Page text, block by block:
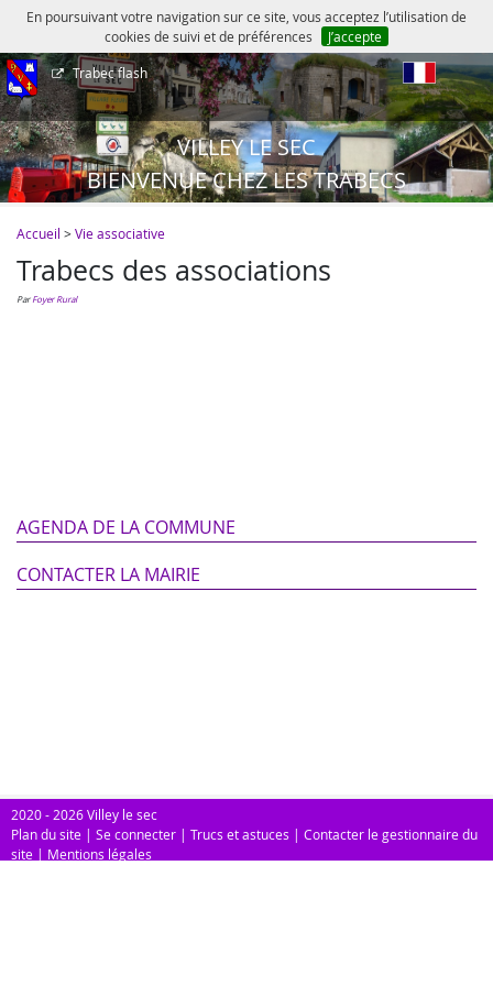
En poursuivant votre navigation sur ce site, vous acceptez l’utilisation de
cookies de suivi et de préférences
J’accepte
Trabec flash
VILLEY LE SEC
BIENVENUE CHEZ LES TRABECS
Accueil >Vie associative
Trabecs des associations
parFoyer Rural
AGENDA DE LA COMMUNE
CONTACTER LA MAIRIE
2020 - 2026 Villey le sec
Plan du site | Se connecter | Trucs et astuces | Contacter le gestionnaire du
site | Mentions légales